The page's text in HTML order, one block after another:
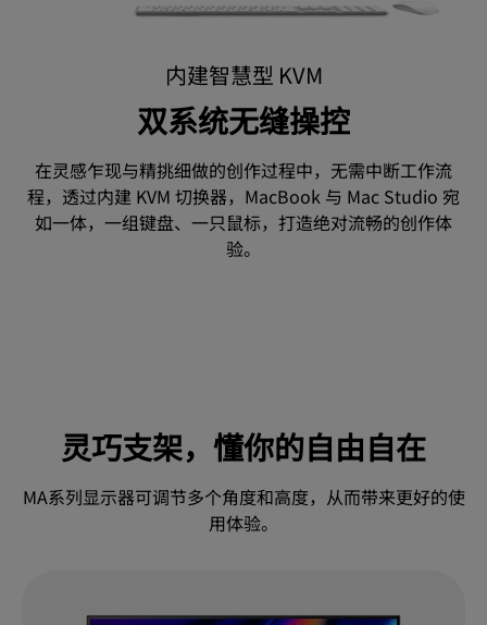
内建智慧型 KVM
双系统无缝操控
在灵感乍现与精挑细做的创作过程中，无需中断工作流
程，透过内建 KVM 切换器，MacBook 与 Mac Studio 宛
如一体，一组键盘、一只鼠标，打造绝对流畅的创作体
灵巧支架，懂你的自由自在
MA系列显示器可调节多个角度和高度，从而带来更好的使
用体验。